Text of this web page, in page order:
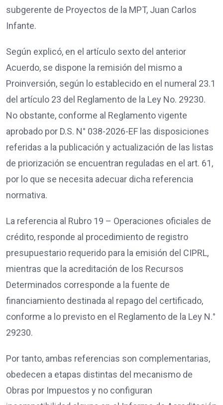
subgerente de Proyectos de la MPT, Juan Carlos
Infante.
Según explicó, en el artículo sexto del anterior
Acuerdo, se dispone la remisión del mismo a
Proinversión, según lo establecido en el numeral 23.1
del artículo 23 del Reglamento de la Ley No. 29230.
No obstante, conforme al Reglamento vigente
aprobado por D.S. N° 038-2026-EF las disposiciones
referidas a la publicación y actualización de las listas
de priorización se encuentran reguladas en el art. 61,
por lo que se necesita adecuar dicha referencia
normativa.
La referencia al Rubro 19 – Operaciones oficiales de
crédito, responde al procedimiento de registro
presupuestario requerido para la emisión del CIPRL,
mientras que la acreditación de los Recursos
Determinados corresponde a la fuente de
financiamiento destinada al repago del certificado,
conforme a lo previsto en el Reglamento de la Ley N.°
29230.
Por tanto, ambas referencias son complementarias,
obedecen a etapas distintas del mecanismo de
Obras por Impuestos y no configuran